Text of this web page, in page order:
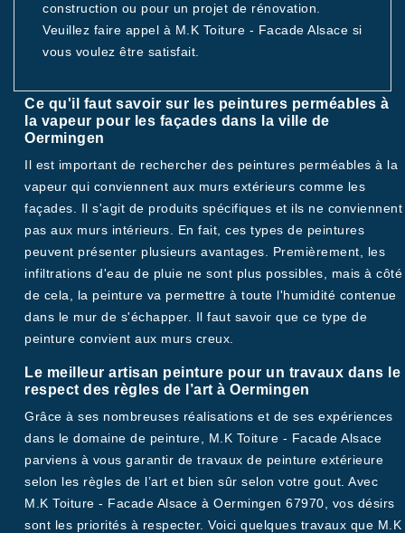
construction ou pour un projet de rénovation.
Veuillez faire appel à M.K Toiture - Facade Alsace si
vous voulez être satisfait.
Ce qu'il faut savoir sur les peintures perméables à
la vapeur pour les façades dans la ville de
Oermingen
Il est important de rechercher des peintures perméables à la
vapeur qui conviennent aux murs extérieurs comme les
façades. Il s'agit de produits spécifiques et ils ne conviennent
pas aux murs intérieurs. En fait, ces types de peintures
peuvent présenter plusieurs avantages. Premièrement, les
infiltrations d'eau de pluie ne sont plus possibles, mais à côté
de cela, la peinture va permettre à toute l'humidité contenue
dans le mur de s'échapper. Il faut savoir que ce type de
peinture convient aux murs creux.
Le meilleur artisan peinture pour un travaux dans le
respect des règles de l’art à Oermingen
Grâce à ses nombreuses réalisations et de ses expériences
dans le domaine de peinture, M.K Toiture - Facade Alsace
parviens à vous garantir de travaux de peinture extérieure
selon les règles de l’art et bien sûr selon votre gout. Avec
M.K Toiture - Facade Alsace à Oermingen 67970, vos désirs
sont les priorités à respecter. Voici quelques travaux que M.K